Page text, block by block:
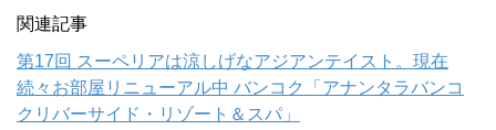
関連記事
第17回 スーペリアは涼しげなアジアンテイスト。現在
続々お部屋リニューアル中 バンコク「アナンタラバンコ
クリバーサイド・リゾート＆スパ」